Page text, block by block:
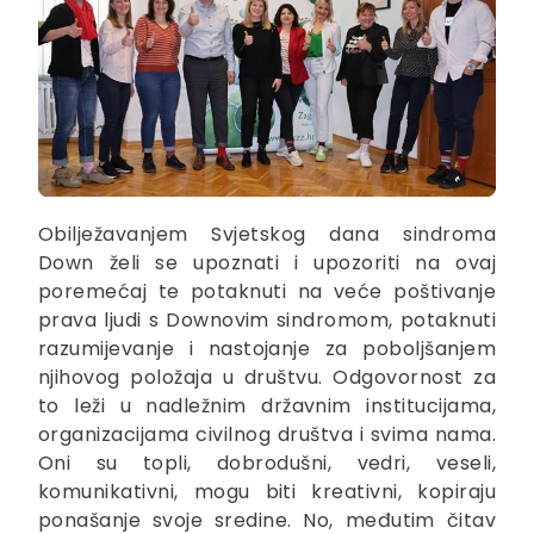
Obilježavanjem Svjetskog dana sindroma
Down želi se upoznati i upozoriti na ovaj
poremećaj te potaknuti na veće poštivanje
prava ljudi s Downovim sindromom, potaknuti
razumijevanje i nastojanje za poboljšanjem
njihovog položaja u društvu. Odgovornost za
to leži u nadležnim državnim institucijama,
organizacijama civilnog društva i svima nama.
Oni su topli, dobrodušni, vedri, veseli,
komunikativni, mogu biti kreativni, kopiraju
ponašanje svoje sredine. No, međutim čitav